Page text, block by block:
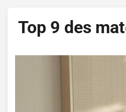
Top 9 des